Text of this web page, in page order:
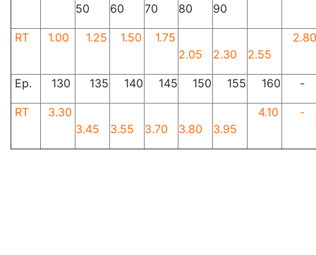
50
60 70 80 90
RT 1.00 1.25 1.50
1.75
2.05
2.30 2.55
2.80
Ep. 130 135 140 145 150 155 160 -
RT
3.30
3.45
3.55 3.70 3.80 3.95
4.10 -